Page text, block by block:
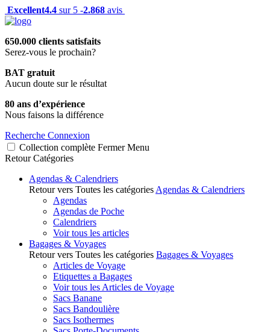
Excellent4.4 sur 5 -2.868 avis
650.000 clients satisfaits
Serez-vous le prochain?
BAT gratuit
Aucun doute sur le résultat
80 ans d’expérience
Nous faisons la différence
Recherche Connexion
Collection complète Fermer Menu
Retour Catégories
Agendas & Calendriers
Retour vers Toutes les catégories Agendas & Calendriers
Agendas
Agendas de Poche
Calendriers
Voir tous les articles
Bagages & Voyages
Retour vers Toutes les catégories Bagages & Voyages
Articles de Voyage
Etiquettes a Bagages
Voir tous les Articles de Voyage
Sacs Banane
Sacs Bandoulière
Sacs Isothermes